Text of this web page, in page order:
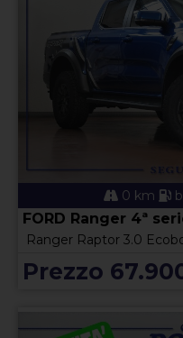
0 km
FORD Ranger 4ª
Ranger Raptor 3.0
Prezzo